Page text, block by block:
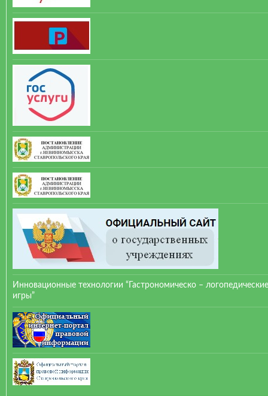
Инновационные технологии “Гастрономическо – логопедические
игры”